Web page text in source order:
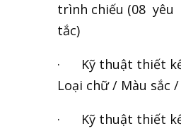
trình chiếu (08 yêu
tắc)
· Kỹ thuật thiết
Loại chữ / Màu sắc
· Kỹ thuật thiết